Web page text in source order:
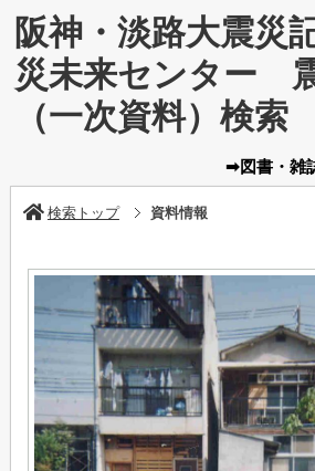
阪神・淡路大震災
災未来センター
（一次資料）検索
➡図書・雑
検索トップ 資料情報